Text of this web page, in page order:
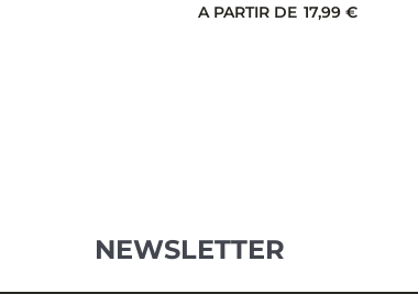
A PARTIR DE 17,99 €
NEWSLETTER